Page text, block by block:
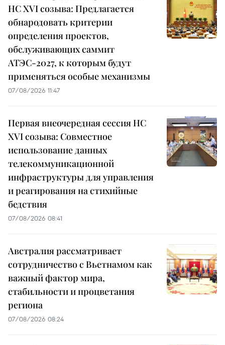
НС XVI созыва: Предлагается
обнародовать критерии
определения проектов,
обслуживающих саммит
АТЭС-2027, к которым будут
применяться особые механизмы
07/08/2026 11:47
Первая внеочередная сессия НС
XVI созыва: Совместное
использование данных
телекоммуникационной
инфраструктуры для управления
и реагирования на стихийные
бедствия
07/08/2026 08:41
Австралия рассматривает
сотрудничество с Вьетнамом как
важный фактор мира,
стабильности и процветания
региона
07/08/2026 08:24